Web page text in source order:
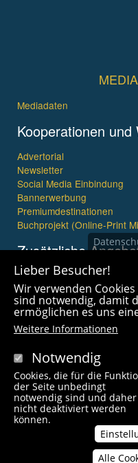
Mediadaten
Kooperationen
Advertorial
Newsletter
Social Media Einbindung
Bannerwerbung
Premiumdestinationen
Buchprojekt (Online-Print
Zusätzliche
Imagefilme und mehr
360° x 360° Fotografie
Copyright © 2021
Kontakt Impressum
Lieber Besucher!
Wir verwenden
sind notwendig, damit
ermöglichen es uns
Weitere Informationen
Notwendig
Cookies, die für die
der Seite unbedingt
notwendig sind und daher
nicht deaktiviert werden
können.
Alle